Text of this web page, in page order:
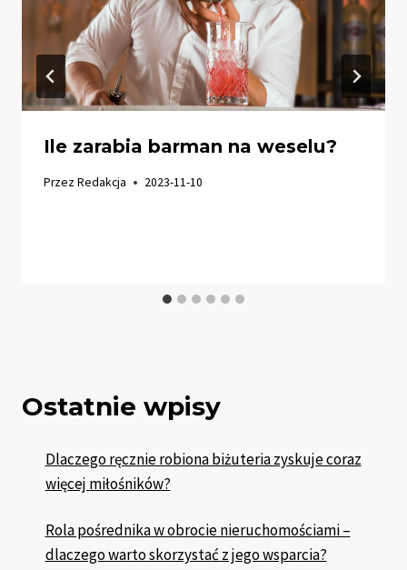
Ile zarabia barman na weselu?
PrzezRedakcja 2023-11-10
Ostatnie wpisy
Dlaczego ręcznie robiona biżuteria zyskuje coraz
więcej miłośników?
Rola pośrednika w obrocie nieruchomościami –
dlaczego warto skorzystać z jego wsparcia?